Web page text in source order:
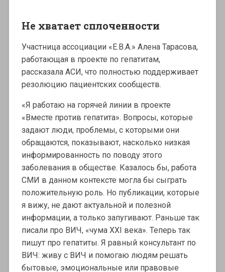
Не хватает сплоченности
Участница ассоциации «Е.В.А.» Алена Тарасова,
работающая в проекте по гепатитам,
рассказала АСИ, что полностью поддерживает
резолюцию пациентских сообществ.
«Я работаю на горячей линии в проекте
«Вместе против гепатита». Вопросы, которые
задают люди, проблемы, с которыми они
обращаются, показывают, насколько низкая
информированность по поводу этого
заболевания в обществе. Казалось бы, работа
СМИ в данном контексте могла бы сыграть
положительную роль. Но публикации, которые
я вижу, не дают актуальной и полезной
информации, а только запугивают. Раньше так
писали про ВИЧ, «чума ХХI века». Теперь так
пишут про гепатиты. Я равный консультант по
ВИЧ: живу с ВИЧ и помогаю людям решать
бытовые, эмоциональные или правовые